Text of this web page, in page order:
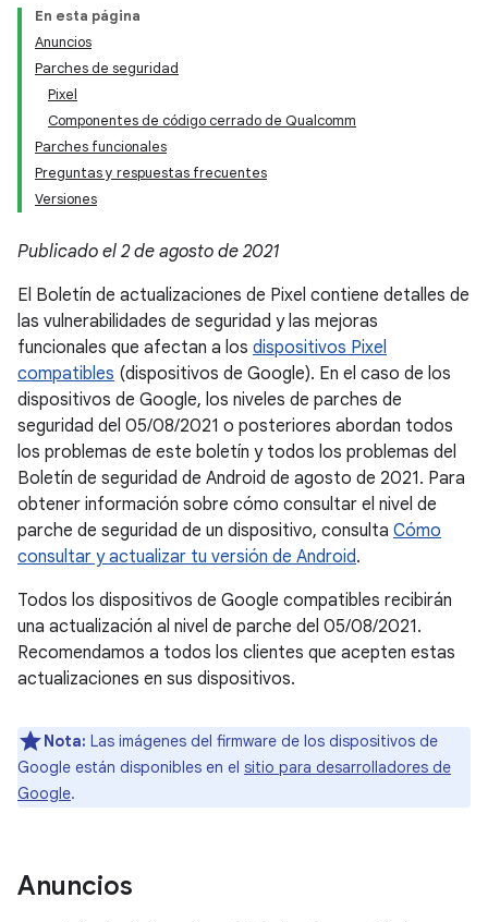
En esta página
Anuncios
Parches de seguridad
Pixel
Componentes de código cerrado de Qualcomm
Parches funcionales
Preguntas y respuestas frecuentes
Versiones
Publicado el 2 de agosto de 2021
El Boletín de actualizaciones de Pixel contiene detalles de
las vulnerabilidades de seguridad y las mejoras
funcionales que afectan a los dispositivos Pixel
compatibles (dispositivos de Google). En el caso de los
dispositivos de Google, los niveles de parches de
seguridad del 05/08/2021 o posteriores abordan todos
los problemas de este boletín y todos los problemas del
Boletín de seguridad de Android de agosto de 2021. Para
obtener información sobre cómo consultar el nivel de
parche de seguridad de un dispositivo, consulta Cómo
consultar y actualizar tu versión de Android.
Todos los dispositivos de Google compatibles recibirán
una actualización al nivel de parche del 05/08/2021.
Recomendamos a todos los clientes que acepten estas
actualizaciones en sus dispositivos.
Nota: Las imágenes del firmware de los dispositivos de
Google están disponibles en el sitio para desarrolladores de
Google.
Anuncios